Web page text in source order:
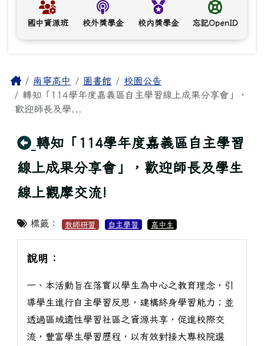
國中資源班 校外獎學金 校內獎學金 忘記OpenID
主內容區域
Home南寧高中 圖書館
校園公告
轉知「114學年度嘉義區自主學習線上成果分享會」，
歡迎師長及學...
回上頁
轉知「114學年度嘉義區自主學習
線上成果分享會」，歡迎師長及學生
線上觀摩交流!
標籤： 教師研習 自主學習 高中生
說明：
一、本活動旨在落實以學生為中心之教育理念，引
導學生進行自主學習反思，建構終身學習能力；並
透過區域適性學習社區之資源共享，促進校際交
流，豐富學生學習歷程，以有效對接大專校院選